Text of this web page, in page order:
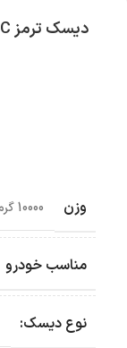
وزن 10000 گرم
مناسب خودرو
نوع دیسک: